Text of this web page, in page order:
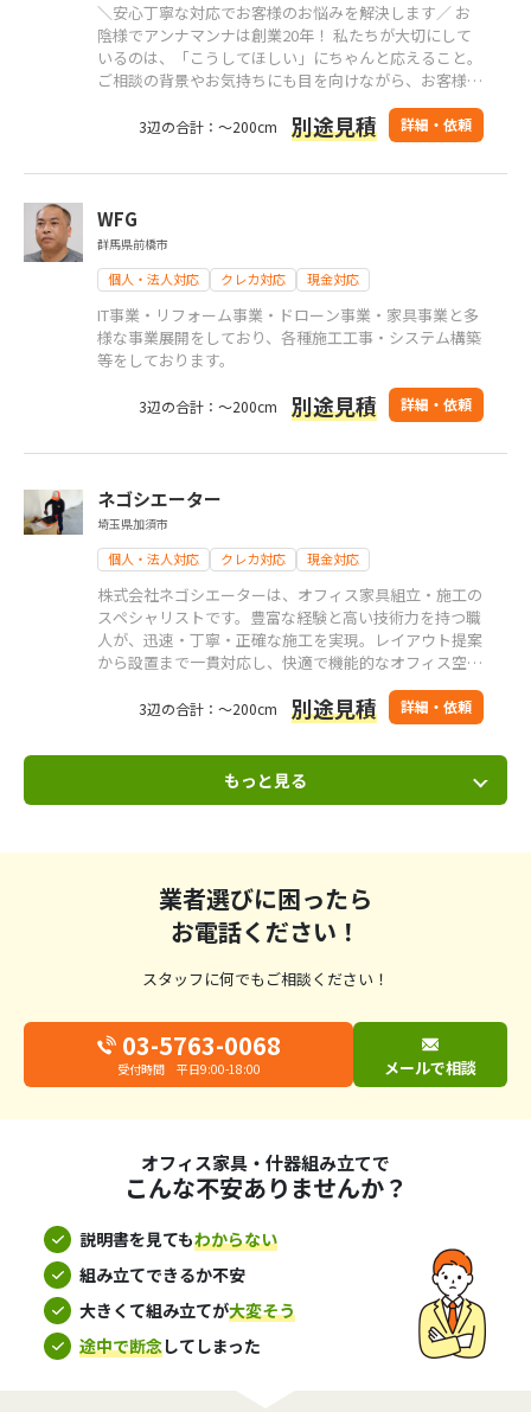
＼安心丁寧な対応でお客様のお悩みを解決します／ お
陰様でアンナマンナは創業20年！ 私たちが大切にして
いるのは、「こうしてほしい」にちゃんと応えること。
ご相談の背景やお気持ちにも目を向けながら、お客様の
立場に立った対応を心がけています。 ただ作業をこな
すのではなく、 「何に困っているのか」「どうすれば
負担が軽くなるのか」を一緒に考え、 安心してお任せ
いただけるサービスを提します。
3辺の合計：～200cm 別途見積 詳細・依頼
WFG
群馬県前橋市
個人・法人対応 クレカ対応 現金対応
IT事業・リフォーム事業・ドローン事業・家具事業と多
様な事業展開をしており、各種施工工事・システム構築
等をしております。
3辺の合計：～200cm 別途見積 詳細・依頼
ネゴシエーター
埼玉県加須市
個人・法人対応 クレカ対応 現金対応
株式会社ネゴシエーターは、オフィス家具組立・施工の
スペシャリストです。豊富な経験と高い技術力を持つ職
人が、迅速・丁寧・正確な施工を実現。レイアウト提案
から設置まで一貫対応し、快適で機能的なオフィス空間
3辺の合計：～200cm 別途見積 詳細・依頼
もっと見る
業者選びに困ったら
お電話ください！
スタッフに何でもご相談ください！
03-5763-0068
受付時間 平日9:00-18:00 メールで相談
オフィス家具・什器組み立てで
こんな不安ありませんか？
説明書を見てもわからない
組み立てできるか不安
大きくて組み立てが大変そう
途中で断念してしまった